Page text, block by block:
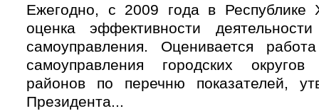
Ежегодно, с 2009 года в Республике
оценка эффективности
самоуправления. Оценивается
самоуправления городских
районов по перечню показателей,
Президента...